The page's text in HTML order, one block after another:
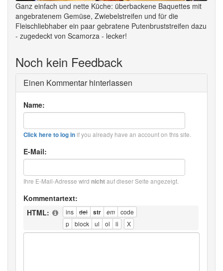
Ganz einfach und nette Küche: überbackene Baquettes mit
angebratenem Gemüse, Zwiebelstreifen und für die
Fleischliebhaber ein paar gebratene Putenbruststreifen dazu
- zugedeckt von Scamorza - lecker!
Noch kein Feedback
Einen Kommentar hinterlassen
Name:
Click here to log inif you already have an account on this site.
E-Mail:
Ihre E-Mail-Adresse wird nichtauf dieser Seite angezeigt.
Kommentartext:
HTML: